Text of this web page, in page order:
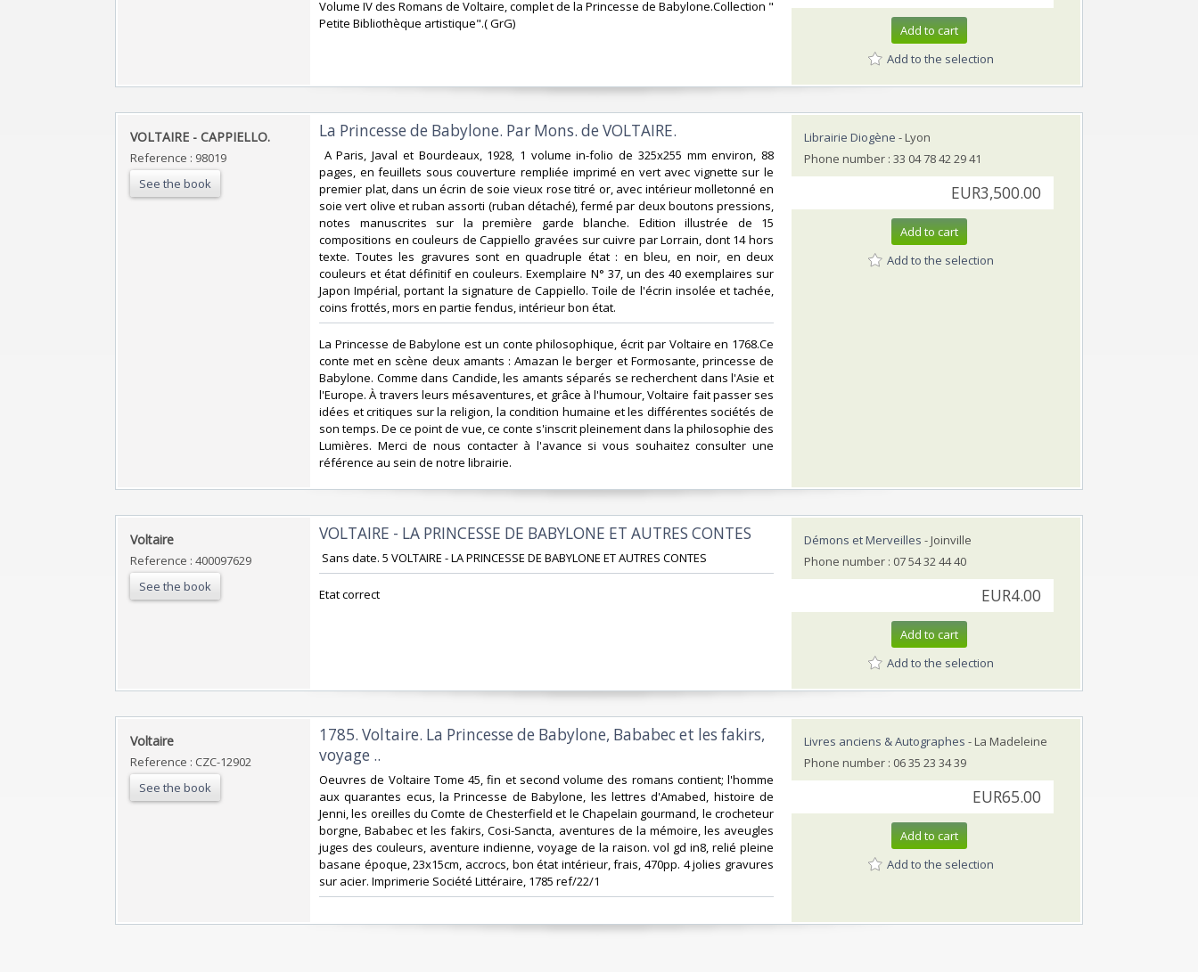
‎Volume IV des Romans de Voltaire, complet de la Princesse de Babylone.Collection "
Petite Bibliothèque artistique".( GrG) ‎
Add to cart
Add to the selection
‎VOLTAIRE - CAPPIELLO.‎
Reference : 98019
See the book
‎La Princesse de Babylone. Par Mons. de VOLTAIRE.‎
‎ A Paris, Javal et Bourdeaux, 1928, 1 volume in-folio de 325x255 mm environ, 88
pages, en feuillets sous couverture rempliée imprimé en vert avec vignette sur le
premier plat, dans un écrin de soie vieux rose titré or, avec intérieur molletonné en
soie vert olive et ruban assorti (ruban détaché), fermé par deux boutons pressions,
notes manuscrites sur la première garde blanche. Edition illustrée de 15
compositions en couleurs de Cappiello gravées sur cuivre par Lorrain, dont 14 hors
texte. Toutes les gravures sont en quadruple état : en bleu, en noir, en deux
couleurs et état définitif en couleurs. Exemplaire N° 37, un des 40 exemplaires sur
Japon Impérial, portant la signature de Cappiello. Toile de l'écrin insolée et tachée,
coins frottés, mors en partie fendus, intérieur bon état.‎
‎La Princesse de Babylone est un conte philosophique, écrit par Voltaire en 1768.Ce
conte met en scène deux amants : Amazan le berger et Formosante, princesse de
Babylone. Comme dans Candide, les amants séparés se recherchent dans l'Asie et
l'Europe. À travers leurs mésaventures, et grâce à l'humour, Voltaire fait passer ses
idées et critiques sur la religion, la condition humaine et les différentes sociétés de
son temps. De ce point de vue, ce conte s'inscrit pleinement dans la philosophie des
Lumières. Merci de nous contacter à l'avance si vous souhaitez consulter une
référence au sein de notre librairie.‎
Librairie Diogène - Lyon
Phone number : 33 04 78 42 29 41
EUR3,500.00
Add to cart
Add to the selection
‎Voltaire‎
Reference : 400097629
See the book
‎VOLTAIRE - LA PRINCESSE DE BABYLONE ET AUTRES CONTES‎
‎ Sans date. 5 VOLTAIRE - LA PRINCESSE DE BABYLONE ET AUTRES CONTES‎
‎Etat correct‎
Démons et Merveilles - Joinville
Phone number : 07 54 32 44 40
EUR4.00
Add to cart
Add to the selection
‎Voltaire‎
Reference : CZC-12902
See the book
‎1785. Voltaire. La Princesse de Babylone, Bababec et les fakirs,
voyage ..‎
‎Oeuvres de Voltaire Tome 45, fin et second volume des romans contient; l'homme
aux quarantes ecus, la Princesse de Babylone, les lettres d'Amabed, histoire de
Jenni, les oreilles du Comte de Chesterfield et le Chapelain gourmand, le crocheteur
borgne, Bababec et les fakirs, Cosi-Sancta, aventures de la mémoire, les aveugles
juges des couleurs, aventure indienne, voyage de la raison. vol gd in8, relié pleine
basane époque, 23x15cm, accrocs, bon état intérieur, frais, 470pp. 4 jolies gravures
sur acier. Imprimerie Société Littéraire, 1785 ref/22/1‎
Livres anciens & Autographes - La Madeleine
Phone number : 06 35 23 34 39
EUR65.00
Add to cart
Add to the selection